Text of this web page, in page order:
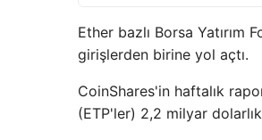
Ether bazlı Borsa Yatırım
girişlerden birine yol açtı.
CoinShares'in haftalık
(ETP'ler) 2,2 milyar